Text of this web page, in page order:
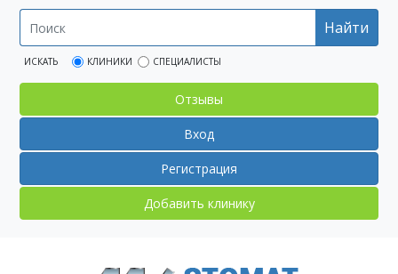
Найти
ИСКАТЬ КЛИНИКИ СПЕЦИАЛИСТЫ
Отзывы
Вход
Регистрация
Добавить клинику